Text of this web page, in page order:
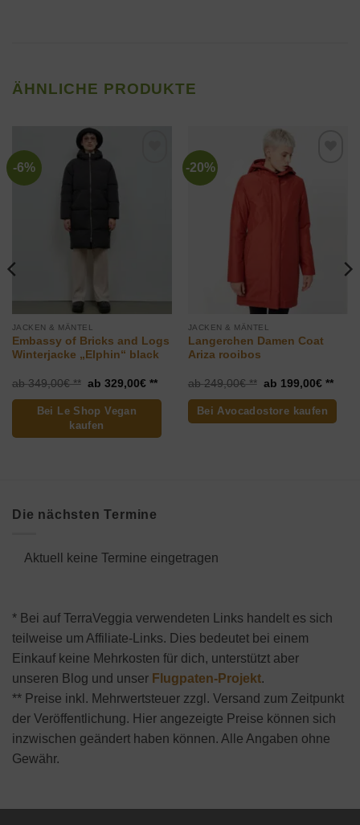
ÄHNLICHE PRODUKTE
-6%
JACKEN & MÄNTEL
Embassy of Bricks and Logs
Winterjacke „Elphin“ black
349,00€
Ursprünglicher
war:
349,00€
329,00€
Aktueller
ist:
329,00€.
Bei Le Shop Vegan
kaufen
-20%
Zur
Wunschliste
hinzufügen
JACKEN & MÄNTEL
Langerchen Damen Coat
Ariza rooibos
249,00€
Ursprünglicher
war:
249,00€
199,00€
ist:
Bei Avocadostore kaufen
Die nächsten Termine
Aktuell keine Termine eingetragen
* Bei auf TerraVeggia verwendeten Links handelt es sich
teilweise um Affiliate-Links. Dies bedeutet bei einem
Einkauf keine Mehrkosten für dich, unterstützt aber
unseren Blog und unser Flugpaten-Projekt.
** Preise inkl. Mehrwertsteuer zzgl. Versand zum Zeitpunkt
der Veröffentlichung. Hier angezeigte Preise können sich
inzwischen geändert haben können. Alle Angaben ohne
Gewähr.